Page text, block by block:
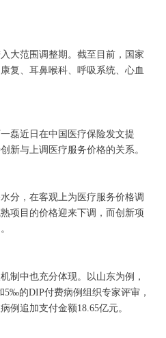
大范围调整期。截至目前，国家
复、耳鼻喉科、呼吸系统、心血
磊近日在中国医疗保险发文提
新与上调医疗服务价格的关系。
分，在客观上为医疗服务价格调
项目的价格迎来下调，而创新项
制中也充分体现。以山东为例，
5‰的DIP付费病例组织专家评审，
例追加支付金额18.65亿元。